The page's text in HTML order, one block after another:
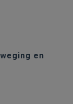
en